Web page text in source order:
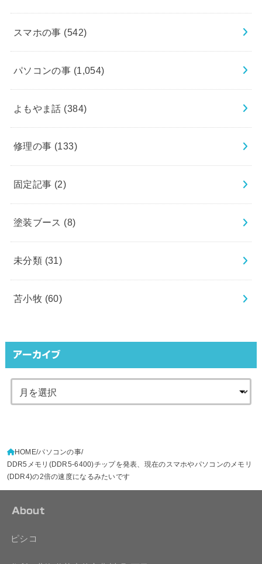
スマホの事 (542)
パソコンの事 (1,054)
よもやま話 (384)
修理の事 (133)
固定記事 (2)
塗装ブース (8)
未分類 (31)
苫小牧 (60)
アーカイブ
HOME パソコンの事
DDR5メモリ(DDR5-6400)チップを発表、現在のスマホやパソコンのメモリ
(DDR4)の2倍の速度になるみたいです
About
ピシコ